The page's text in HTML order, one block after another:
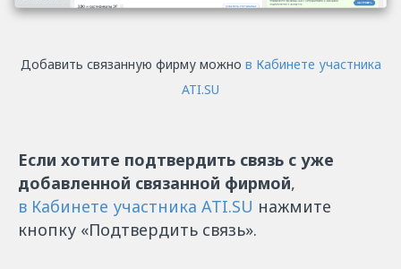
Добавить связанную фирму можно в Кабинете участника
ATI.SU
Если хотите подтвердить связь с уже
добавленной связанной фирмой,
в Кабинете участника ATI.SU нажмите
кнопку «Подтвердить связь».